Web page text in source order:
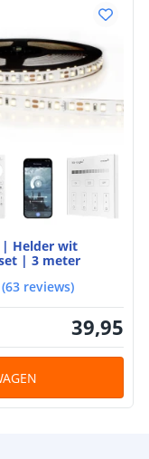
| Helder wit
| 3 meter
(63 reviews)
39,95